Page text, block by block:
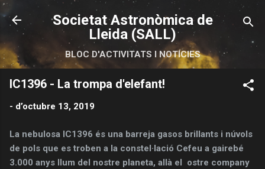
Salta al contingut principal
Societat Astronòmica de
Lleida (SALL)
BLOC D'ACTIVITATS I NOTÍCIES
IC1396 - La trompa d'elefant!
- d’octubre 13, 2019
La nebulosa IC1396 és una barreja gasos brillants i núvols
de pols que es troben a la constel·lació Cefeu a gairebé
3.000 anys llum del nostre planeta, allà el ostre company